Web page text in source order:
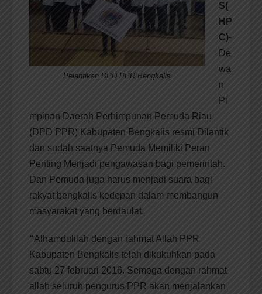
Pelantikan DPD PPR Bengkalis
S(
HP
C)-
De
wa
n
Pi
mpinan Daerah Perhimpunan Pemuda Riau
(DPD PPR) Kabupaten Bengkalis resmi Dilantik
dan sudah saatnya Pemuda Memiliki Peran
Penting Menjadi pengawasan bagi pemerintah.
Dan Pemuda juga harus menjadi suara bagi
rakyat bengkalis kedepan dalam membangun
masyarakat yang berdaulat.
“Alhamdulilah dengan rahmat Allah PPR
Kabupaten Bengkalis telah dikukuhkan pada
sabtu 27 februari 2016. Semoga dengan rahmat
allah seluruh pengurus PPR akan menjalankan